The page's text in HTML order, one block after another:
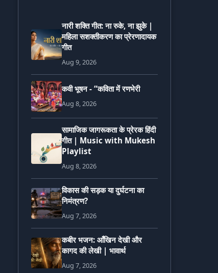
नारी शक्ति गीत: ना रुके, ना झुके |
महिला सशक्तीकरण का प्रेरणादायक
गीत
Aug 9, 2026
कवी भूषन - “कविता में रणभेरी
Aug 8, 2026
सामाजिक जागरूकता के प्रेरक हिंदी
गीत | Music with Mukesh
Playlist
Aug 8, 2026
विकास की सड़क या दुर्घटना का
निमंत्रण?
Aug 7, 2026
कबीर भजन: आँखिन देखी और
कागद की लेखी | भावार्थ
Aug 7, 2026